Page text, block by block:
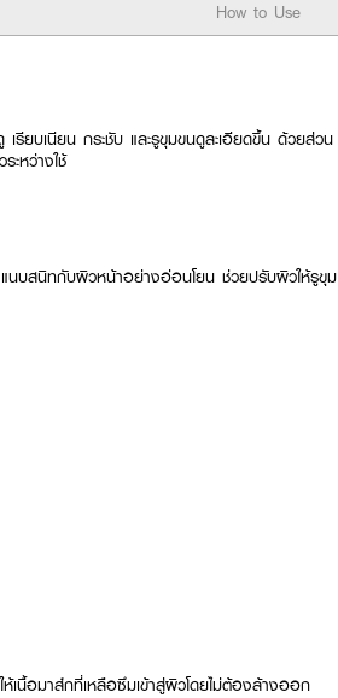
How to Use
รียบเนียน กระชับ และรูขุมขนดูละเอียดขึ้น ด้วยส่วน
หว่างใช้
แนบสนิทกับผิวหน้าอย่างอ่อนโยน ช่วยปรับผิวให้รูขุม
นื้อมาส์กที่เหลือซึมเข้าสู่ผิวโดยไม่ต้องล้างออก